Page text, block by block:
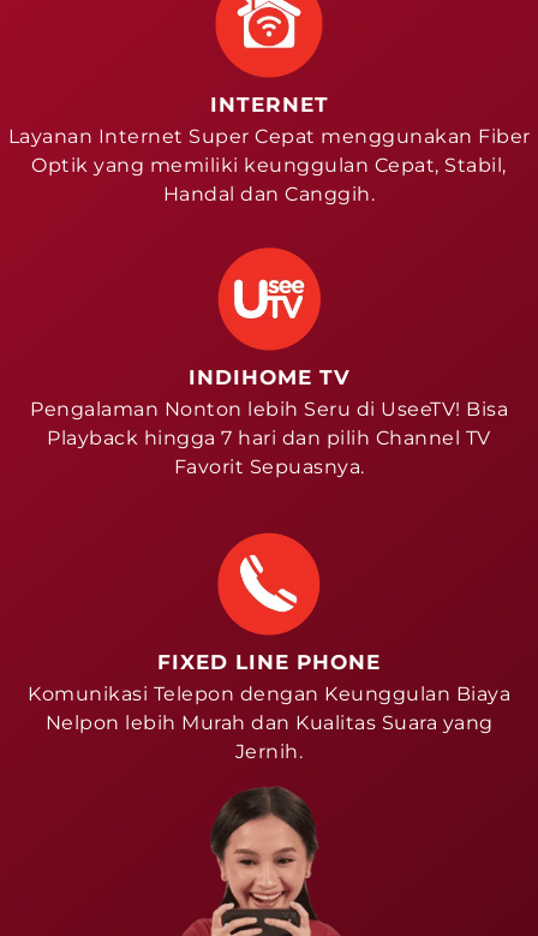
INTERNET
Layanan Internet Super Cepat menggunakan Fiber
Optik yang memiliki keunggulan Cepat, Stabil,
Handal dan Canggih.
INDIHOME TV
Pengalaman Nonton lebih Seru di UseeTV! Bisa
Playback hingga 7 hari dan pilih Channel TV
Favorit Sepuasnya.
FIXED LINE PHONE
Komunikasi Telepon dengan Keunggulan Biaya
Nelpon lebih Murah dan Kualitas Suara yang
Jernih.